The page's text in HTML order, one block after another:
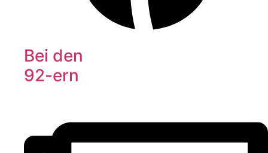
Bei den
92-ern